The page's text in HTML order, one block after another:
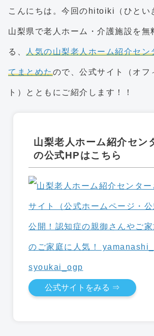
こんにちは。今回のhitoiki（ひとい
山梨県で老人ホーム・介護施設を無
る、 人気の山梨老人ホーム紹介セン
てまとめたので、公式サイト（オフ
ト）とともにご紹介します！！
山梨老人ホーム紹介セン
の公式HPはこちら
公式サイトをみる ⇒